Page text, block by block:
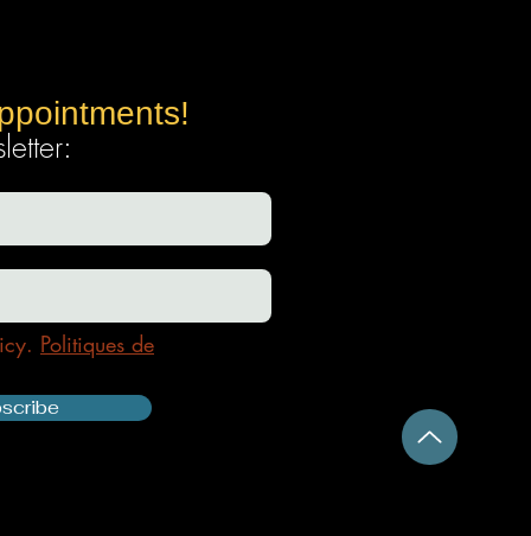
Politiques de